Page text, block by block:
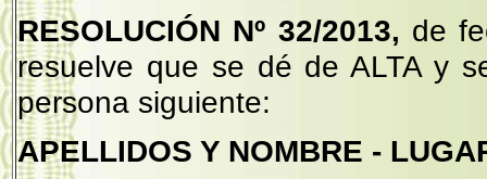
RESOLUCIÓN Nº 32/2013, de
resuelve que se dé de ALTA y
persona siguiente:
APELLIDOS Y NOMBRE -